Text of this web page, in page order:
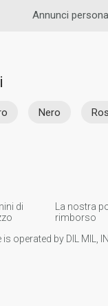
Annunci
Nero
di
La nostra
rimborso
operated by DIL MIL,